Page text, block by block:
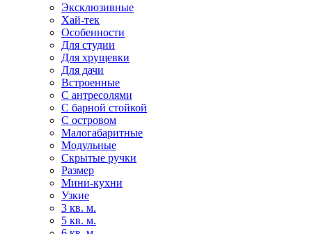
Эксклюзивные
Хай-тек
Особенности
Для студии
Для хрущевки
Для дачи
Встроенные
С антресолями
С барной стойкой
С островом
Малогабаритные
Модульные
Скрытые ручки
Размер
Мини-кухни
Узкие
3 кв. м.
5 кв. м.